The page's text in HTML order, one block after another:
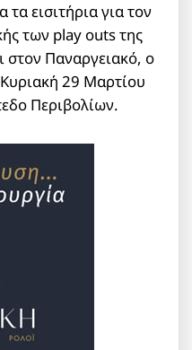
τα εισιτήρια για τον
των play outs της
στον Παναργειακό, ο
29 Μαρτίου
Περιβολίων.